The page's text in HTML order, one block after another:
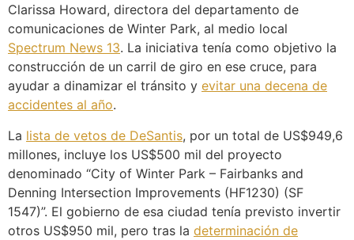
Clarissa Howard, directora del departamento de
comunicaciones de Winter Park, al medio local
Spectrum News 13. La iniciativa tenía como objetivo la
construcción de un carril de giro en ese cruce, para
ayudar a dinamizar el tránsito y evitar una decena de
accidentes al año.
La lista de vetos de DeSantis, por un total de US$949,6
millones, incluye los US$500 mil del proyecto
denominado “City of Winter Park – Fairbanks and
Denning Intersection Improvements (HF1230) (SF
1547)”. El gobierno de esa ciudad tenía previsto invertir
otros US$950 mil, pero tras la determinación de